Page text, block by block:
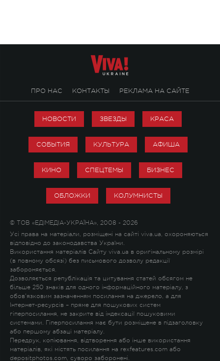
ПРО НАС КОНТАКТЫ РЕКЛАМА НА САЙТЕ
НОВОСТИ ЗВЕЗДЫ КРАСА
СОБЫТИЯ КУЛЬТУРА АФИША
КИНО СПЕЦТЕМЫ БИЗНЕС
ОБЛОЖКИ КОЛУМНИСТЫ
© ТОВ «ЕДІМЕДІА-УКРАЇНА», 2008 - 2026
Усі права на матеріали, розміщені на сайті viva.ua, охороняються
відповідно до законодавства України.
Використання матеріалів Сайту viva.ua в оригінальному розмірі
(в повному обсязі) без письмового дозволу редакції
забороняється.
Дозволяється републікація та цитування статей обсягом не
більше 250 знаків для одного інформаційного матеріалу, з
обов'язковим зазначенням посилання на джерело, а для
Інтернет-ресурсів – пряме для пошукових систем
гіперпосилання, не закрите від індексації пошуковими
системами. Гіперпосилання має бути розміщене в підзаголовку
або першому абзаці матеріалу.
Передрук, копіювання, відтворення або інше використання
матеріалів, які містять посилання на rexfeatures.com або
depositphotos.com, суворо заборонені.